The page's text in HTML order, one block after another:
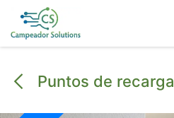
Ir al contenido
Puntos de recarga